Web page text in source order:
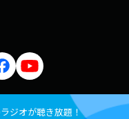
ジオが聴き放題！